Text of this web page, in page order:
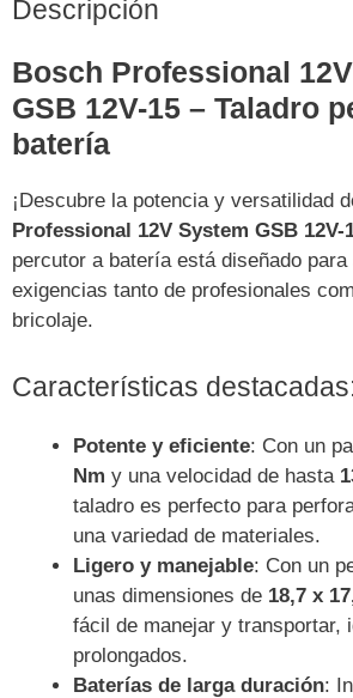
Descripción
Bosch Professional
GSB 12V-15 – Taladro
batería
¡Descubre la potencia y versatilidad
Professional 12V System GSB 12V-
percutor a batería está diseñado
exigencias tanto de profesionales
bricolaje.
Características
Potente y eficiente: Con un
Nm y una velocidad de hasta
taladro es perfecto para
una variedad de materiales.
Ligero y manejable: Con un
unas dimensiones de 18,7 x
fácil de manejar y transportar,
prolongados.
Baterías de larga duración: